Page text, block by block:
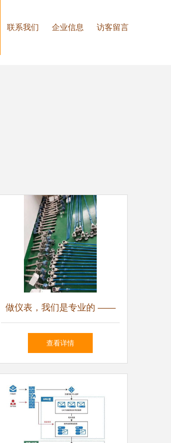
联系我们 企业信息 访客留言
做仪表，我们是专业的 ——
上海厚力电子科技技术服务新
查看详情